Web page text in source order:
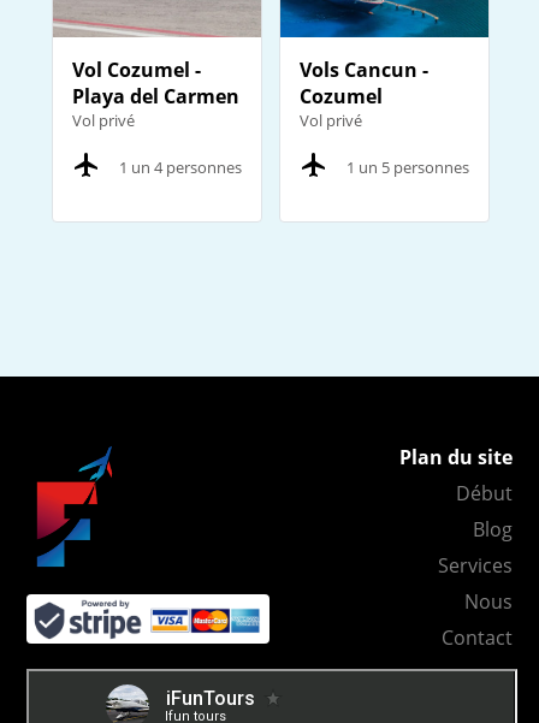
Vol Cozumel -
Playa del Carmen
Vol privé
1 un 4 personnes
Vols Cancun -
Cozumel
Vol privé
1 un 5 personnes
Plan du site
Début
Blog
Services
Nous
Contact